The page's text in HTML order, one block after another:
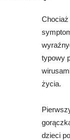
Chociaż
typowy
życia.
dzieci